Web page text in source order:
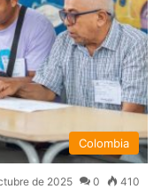
Colombia
de 2025 0 410